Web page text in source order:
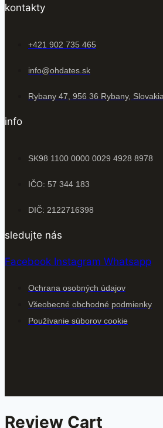
kontakty
+421 902 735 465
info@ohdates.sk
Rybany 47, 956 36 Rybany, Slovakia
info
SK98 1100 0000 0029 4928 8978
IČO: 57 344 183
DIČ: 2122716398
sledujte nás
Facebook Instagram Whatsapp
Ochrana osobných údajov
Všeobecné obchodné podmienky
Používanie súborov cookie
Review Cart